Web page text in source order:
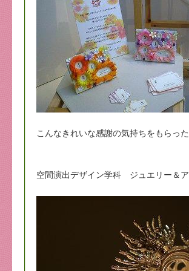
こんなきれいな感謝の気持ちをもらっ
空間演出デザイン学科 ジュエリー＆